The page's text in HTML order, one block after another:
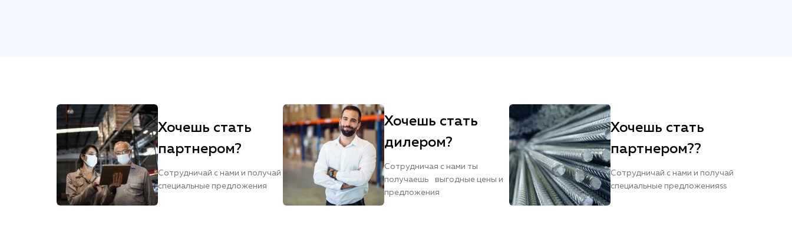
Хочешь стать
партнером?
Сотрудничай с нами и получай
специальные предложения
Хочешь стать
дилером?
Сотрудничая с нами ты
получаешь выгодные цены и
предложения
Хочешь стать
партнером??
Сотрудничай с нами и получай
специальные предложенияss